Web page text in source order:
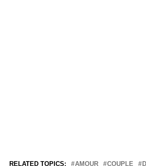
RELATED TOPICS: AMOUR COUPLE